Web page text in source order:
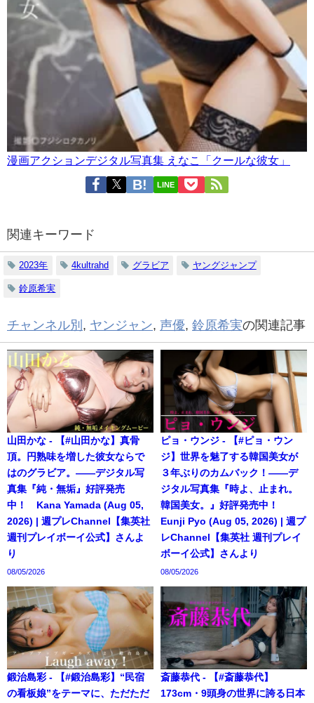
漫画アクションデジタル写真集 えなこ「クールな彼女」
LINE
関連キーワード
2023年 4kultrahd グラビア ヤングジャンプ
鈴原希実
チャンネル別 , ヤンジャン, 声優, 鈴原希実の関連記事
山田かな - 【#山田かな】真骨
頂。円熟味を増した彼女ならで
はのグラビア。――デジタル写
真集『純・無垢』好評発売
中！ Kana Yamada (Aug 05,
2026) | 週プレChannel【集英社
週刊プレイボーイ公式】さんよ
り
08/05/2026
ピョ・ウンジ - 【#ピョ・ウン
ジ】世界を魅了する韓国美女が
３年ぶりのカムバック！――デ
ジタル写真集『時よ、止まれ。
韓国美女。』好評発売中！
Eunji Pyo (Aug 05, 2026) | 週プ
レChannel【集英社 週刊プレイ
ボーイ公式】さんより
08/05/2026
鍛治島彩 - 【#鍛治島彩】“民宿
の看板娘”をテーマに、ただただ
斎藤恭代 - 【#斎藤恭代】
173cm・9頭身の世界に誇る日本